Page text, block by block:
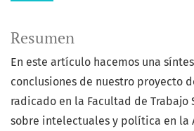
Resumen
En este artículo hacemos una
conclusiones de nuestro proyecto
radicado en la Facultad de Trabajo
sobre intelectuales y política en la